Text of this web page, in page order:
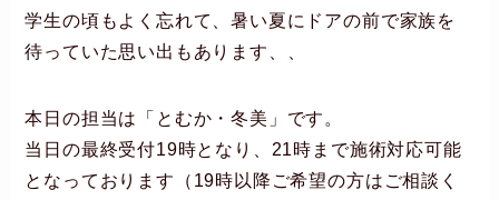
学生の頃もよく忘れて、暑い夏にドアの前で家族を
待っていた思い出もあります、、
本日の担当は「とむか・冬美」です。
当日の最終受付19時となり、21時まで施術対応可能
となっております（19時以降ご希望の方はご相談く